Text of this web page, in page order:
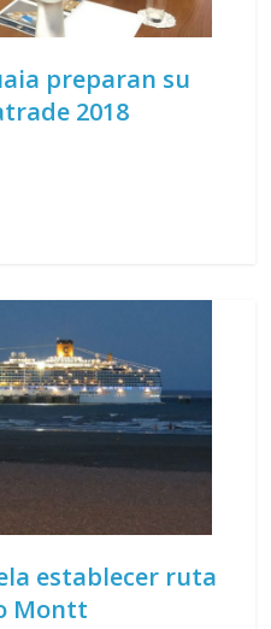
preparan su
2018
establecer ruta
Montt